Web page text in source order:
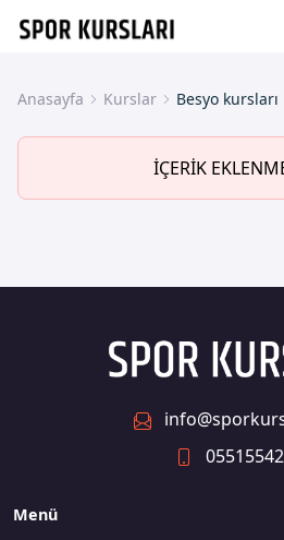
Anasayfa Kurslar Besyo kursları
İÇERİK
Menü